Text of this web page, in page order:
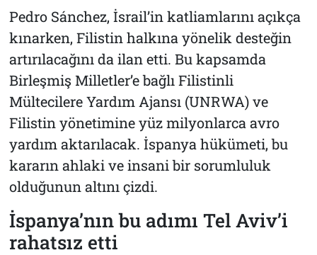
Pedro Sánchez, İsrail’in katliamlarını açıkça
kınarken, Filistin halkına yönelik desteğin
artırılacağını da ilan etti. Bu kapsamda
Birleşmiş Milletler’e bağlı Filistinli
Mültecilere Yardım Ajansı (UNRWA) ve
Filistin yönetimine yüz milyonlarca avro
yardım aktarılacak. İspanya hükümeti, bu
kararın ahlaki ve insani bir sorumluluk
olduğunun altını çizdi.
İspanya’nın bu adımı Tel Aviv’i
rahatsız etti